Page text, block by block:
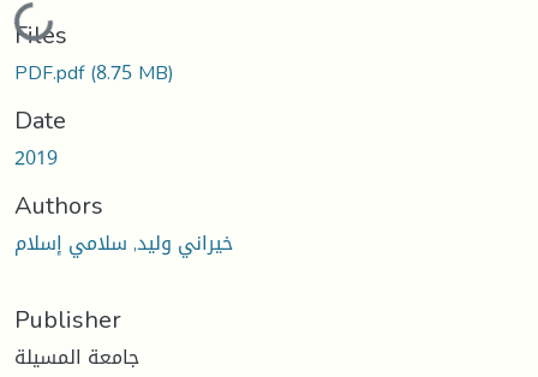
Loading...
Files
PDF.pdf(8.75 MB)
Date
2019
Authors
خيراني وليد, سلامي إسلام
Publisher
جامعة المسيلة